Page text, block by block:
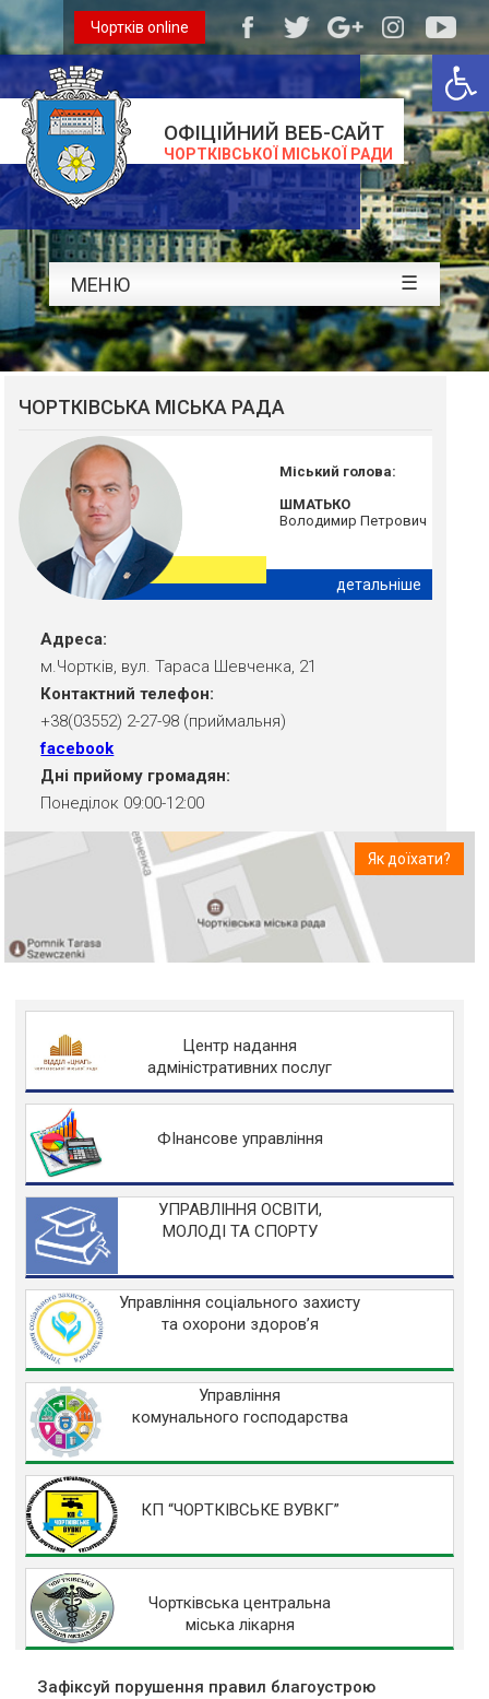
ОФІЦІЙНИЙ ВЕБ-САЙТ
ЧОРТКІВСЬКОЇ МІСЬКОЇ РАДИ
Чортків online
МЕНЮ ☰
ЧОРТКІВСЬКА МІСЬКА РАДА
Міський голова:
ШМАТЬКО
Володимир Петрович
детальніше
Адреса:
м.Чортків, вул. Тараса Шевченка, 21
Контактний телефон:
+38(03552) 2-27-98 (приймальня)
facebook
Дні прийому громадян:
Понеділок 09:00-12:00
Як доїхати?
Центр надання
адміністративних послуг
ФІнансове управління
УПРАВЛІННЯ ОСВІТИ,
МОЛОДІ ТА СПОРТУ
Управління соціального захисту
та охорони здоров’я
Управління
комунального господарства
КП “ЧОРТКІВСЬКЕ ВУВКГ”
Чортківська центральна
міська лікарня
Зафіксуй порушення правил благоустрою